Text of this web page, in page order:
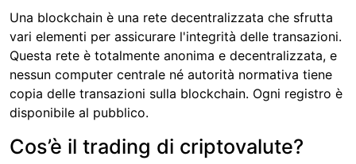
Una blockchain è una rete decentralizzata che sfrutta
vari elementi per assicurare l'integrità delle transazioni.
Questa rete è totalmente anonima e decentralizzata, e
nessun computer centrale né autorità normativa tiene
copia delle transazioni sulla blockchain. Ogni registro è
disponibile al pubblico.
Cos’è il trading di criptovalute?